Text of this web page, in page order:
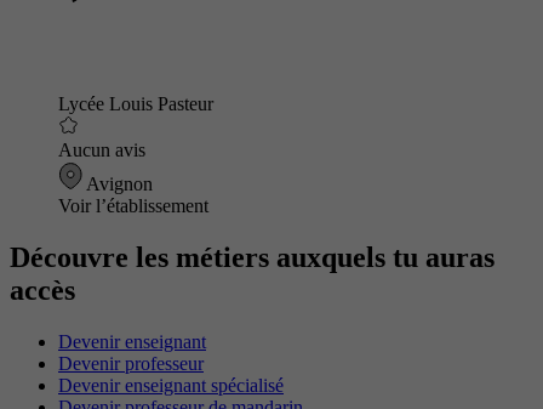
Lycée Louis Pasteur
Aucun avis
Avignon
Voir l’établissement
Découvre les métiers auxquels tu auras
accès
Devenir enseignant
Devenir professeur
Devenir enseignant spécialisé